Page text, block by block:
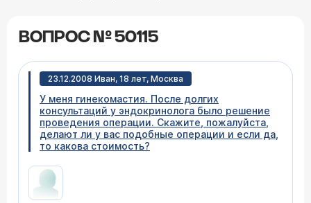
ВОПРОС № 50115
23.12.2008 Иван, 18 лет, Москва
У меня гинекомастия. После долгих
консультаций у эндокринолога было решение
проведения операции. Скажите, пожалуйста,
делают ли у вас подобные операции и если да,
то какова стоимость?